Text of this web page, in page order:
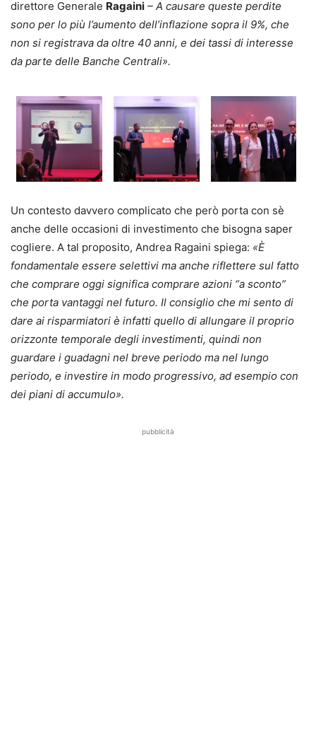
direttore Generale Ragaini – A causare queste perdite
sono per lo più l’aumento dell’inflazione sopra il 9%, che
non si registrava da oltre 40 anni, e dei tassi di interesse
da parte delle Banche Centrali».
Un contesto davvero complicato che però porta con sè
anche delle occasioni di investimento che bisogna saper
cogliere. A tal proposito, Andrea Ragaini spiega: «È
fondamentale essere selettivi ma anche riflettere sul fatto
che comprare oggi significa comprare azioni “a sconto”
che porta vantaggi nel futuro. Il consiglio che mi sento di
dare ai risparmiatori è infatti quello di allungare il proprio
orizzonte temporale degli investimenti, quindi non
guardare i guadagni nel breve periodo ma nel lungo
periodo, e investire in modo progressivo, ad esempio con
dei piani di accumulo».
pubblicità